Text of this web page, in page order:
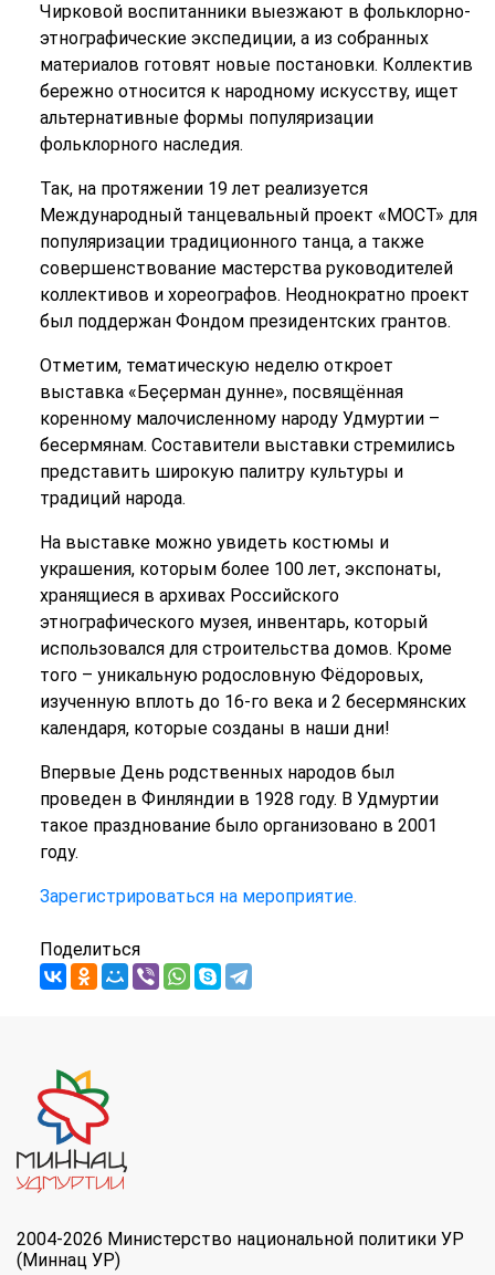
Чирковой воспитанники выезжают в фольклорно-
этнографические экспедиции, а из собранных
материалов готовят новые постановки. Коллектив
бережно относится к народному искусству, ищет
альтернативные формы популяризации
фольклорного наследия.
Так, на протяжении 19 лет реализуется
Международный танцевальный проект «МОСТ» для
популяризации традиционного танца, а также
совершенствование мастерства руководителей
коллективов и хореографов. Неоднократно проект
был поддержан Фондом президентских грантов.
Отметим, тематическую неделю откроет
выставка«Беҫерман дунне», посвящённая
коренному малочисленному народу Удмуртии –
бесермянам. Составители выставки стремились
представить широкую палитру культуры и
традиций народа.
На выставке можно увидеть костюмы и
украшения, которым более 100 лет, экспонаты,
хранящиеся в архивах Российского
этнографического музея, инвентарь, который
использовался для строительства домов. Кроме
того – уникальную родословную Фёдоровых,
изученную вплоть до 16-го века и 2 бесермянских
календаря, которые созданы в наши дни!
Впервые День родственных народов был
проведен в Финляндии в 1928 году. В Удмуртии
такое празднование было организовано в 2001
году.
Зарегистрироваться на мероприятие.
Поделиться
2004-2026 Министерство национальной политики УР
(Миннац УР)